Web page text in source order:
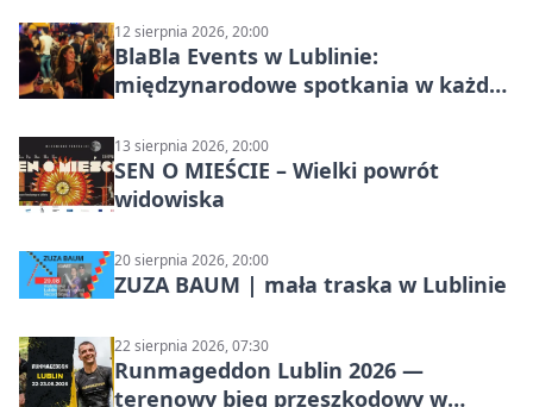
12 sierpnia 2026, 20:00
BlaBla Events w Lublinie:
międzynarodowe spotkania w każdą
13 sierpnia 2026, 20:00
SEN O MIEŚCIE – Wielki powrót
widowiska
20 sierpnia 2026, 20:00
ZUZA BAUM | mała traska w Lublinie
22 sierpnia 2026, 07:30
Runmageddon Lublin 2026 —
terenowy bieg przeszkodowy w